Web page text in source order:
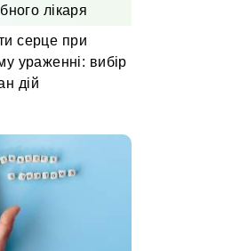
лікаря
серце при
ураженні: вибір
дій